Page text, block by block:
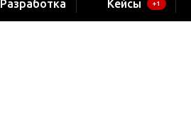
Разработка Кейсы +1